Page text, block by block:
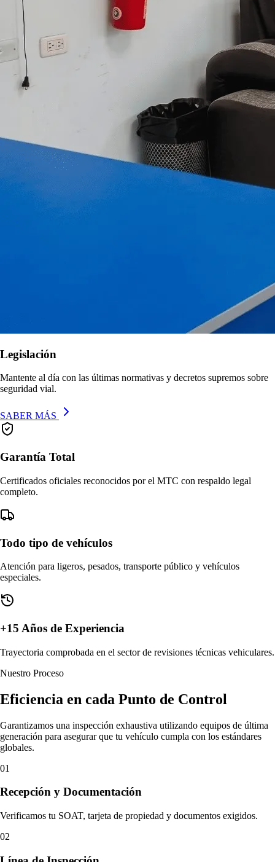
Legislación
Mantente al día con las últimas normativas y decretos supremos sobre
seguridad vial.
SABER MÁS
Garantía Total
Certificados oficiales reconocidos por el MTC con respaldo legal
completo.
Todo tipo de vehículos
Atención para ligeros, pesados, transporte público y vehículos
especiales.
+15 Años de Experiencia
Trayectoria comprobada en el sector de revisiones técnicas vehiculares.
Nuestro Proceso
Eficiencia en cada Punto de Control
Garantizamos una inspección exhaustiva utilizando equipos de última
generación para asegurar que tu vehículo cumpla con los estándares
globales.
01
Recepción y Documentación
Verificamos tu SOAT, tarjeta de propiedad y documentos exigidos.
02